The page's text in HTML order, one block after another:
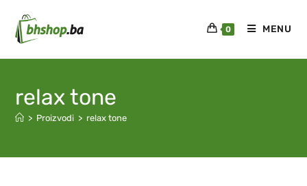
0 MENU
relax tone
> Proizvodi > relax tone